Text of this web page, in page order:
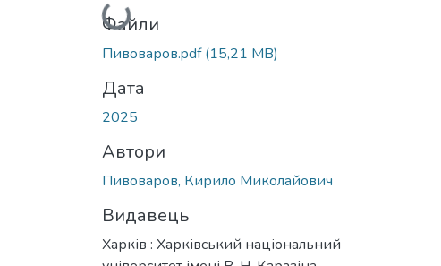
Вантажиться...
Файли
Пивоваров.pdf(15,21 MB)
Дата
2025
Автори
Пивоваров, Кирило Миколайович
Видавець
Харків : Харківський національний